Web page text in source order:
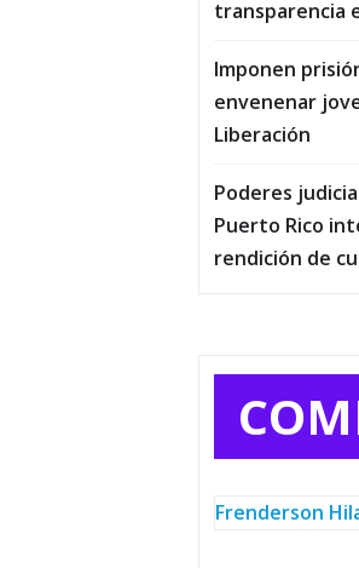
transparencia
Imponen
envenenar
Liberación
Poderes
Puerto Rico
rendición de
Frenderson